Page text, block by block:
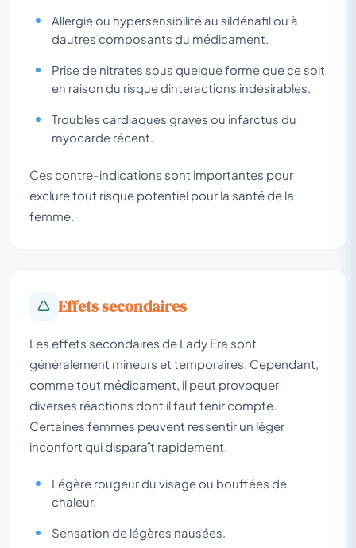
Allergie ou hypersensibilité au sildénafil ou à
dautres composants du médicament.
Prise de nitrates sous quelque forme que ce soit
en raison du risque dinteractions indésirables.
Troubles cardiaques graves ou infarctus du
myocarde récent.
Ces contre-indications sont importantes pour
exclure tout risque potentiel pour la santé de la
femme.
Effets secondaires
Les effets secondaires de Lady Era sont
généralement mineurs et temporaires. Cependant,
comme tout médicament, il peut provoquer
diverses réactions dont il faut tenir compte.
Certaines femmes peuvent ressentir un léger
inconfort qui disparaît rapidement.
Légère rougeur du visage ou bouffées de
chaleur.
Sensation de légères nausées.